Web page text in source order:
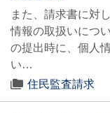
また、請求書に対
情報の取扱いにつ
の提出時に、個人
い…
住民監査請求